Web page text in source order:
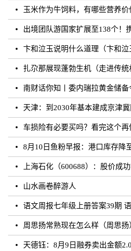
玉米作为牛饲料，有哪些营养价
出境团队游国家扩展至138个！携程出
卞和泣玉说明什么道理（卞和泣
扎尕那展现蓬勃生机（走进传统
南财话你知丨委内瑞拉黄金储备今年上半年下降近12%，原因何在？广东“织网”
天津：到2030年基本建成京津
车损险有必要买吗？看完这个
8月10日鱼粉早报：港口库存降
上海石化（600688）：股价成功突破年线压
山水画卷醉游人
语文周报七年级上册答案39期
周思扬常熟现在怎么样（周思扬
天德钰：8月9日融券卖出金额2.03万元，